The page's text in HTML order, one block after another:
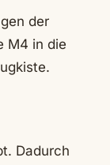
der
M4 in die
Dadurch